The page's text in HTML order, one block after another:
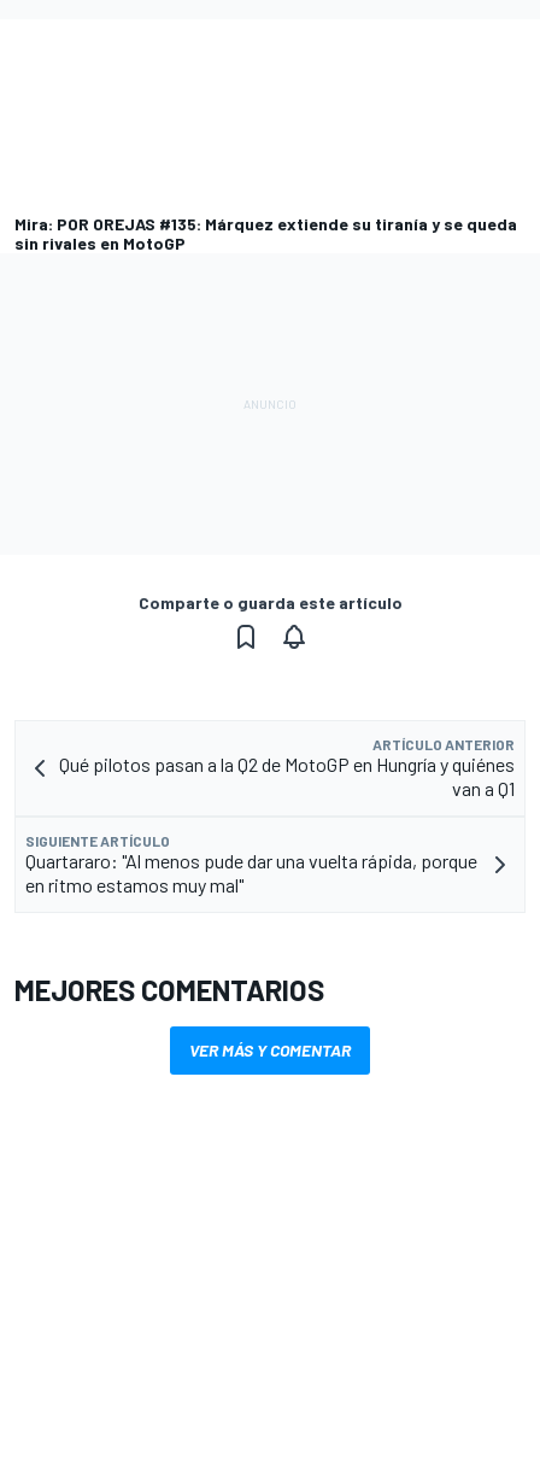
Mira: POR OREJAS #135: Márquez extiende su tiranía y se queda
sin rivales en MotoGP
Comparte o guarda este artículo
ARTÍCULO ANTERIOR
Qué pilotos pasan a la Q2 de MotoGP en Hungría y quiénes
van a Q1
SIGUIENTE ARTÍCULO
Quartararo: "Al menos pude dar una vuelta rápida, porque
en ritmo estamos muy mal"
MEJORES COMENTARIOS
VER MÁS Y COMENTAR